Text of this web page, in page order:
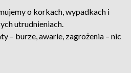
o korkach, wypadkach i
utrudnieniach.
– burze, awarie, zagrożenia – nic